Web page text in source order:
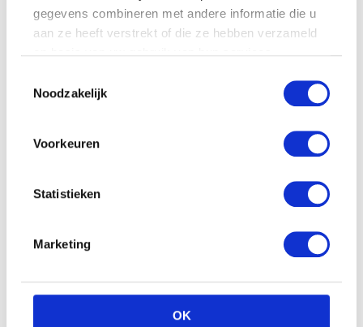
gegevens combineren met andere informatie die u
aan ze heeft verstrekt of die ze hebben verzameld
Noodzakelijk
Voorkeuren
Statistieken
Marketing
OK
Disney Minnie mouse
plush 20cm rode jurkje
cartoon orka
€ 10.91